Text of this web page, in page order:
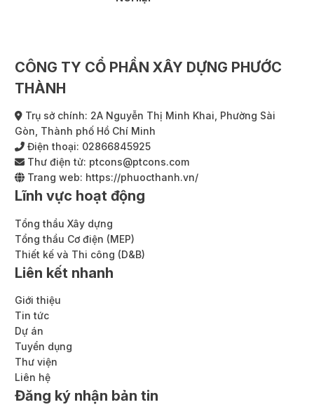
CÔNG TY CỔ PHẦN XÂY DỰNG PHƯỚC
THÀNH
Trụ sở chính: 2A Nguyễn Thị Minh Khai, Phường Sài
Gòn, Thành phố Hồ Chí Minh
Điện thoại: 02866845925
Thư điện tử: ptcons@ptcons.com
Trang web: https://phuocthanh.vn/
Lĩnh vực hoạt động
Tổng thầu Xây dựng
Tổng thầu Cơ điện (MEP)
Thiết kế và Thi công (D&B)
Liên kết nhanh
Giới thiệu
Tin tức
Dự án
Tuyển dụng
Thư viện
Liên hệ
Đăng ký nhận bản tin